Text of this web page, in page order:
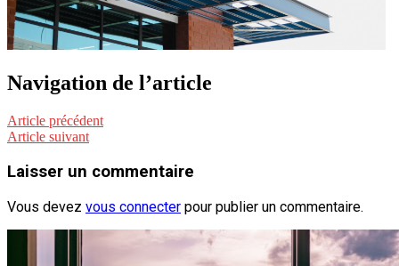
Navigation de l’article
Article précédent
Article suivant
Laisser un commentaire
Vous devez vous connecter pour publier un commentaire.